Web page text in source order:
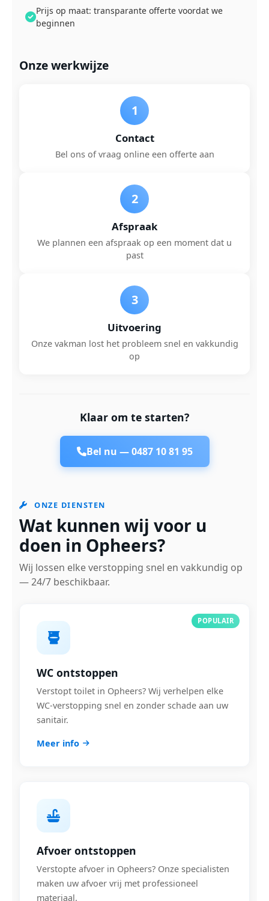
Prijs op maat: transparante offerte voordat we
beginnen
Onze werkwijze
1
Contact
Bel ons of vraag online een offerte aan
2
Afspraak
We plannen een afspraak op een moment dat u
past
3
Uitvoering
Onze vakman lost het probleem snel en vakkundig
op
Klaar om te starten?
Bel nu —0487 10 81 95
ONZE DIENSTEN
Wat kunnen wij voor u
doen in Opheers?
Wij lossen elke verstopping snel en vakkundig op
— 24/7 beschikbaar.
POPULAIR
WC ontstoppen
Verstopt toilet in Opheers? Wij verhelpen elke
WC-verstopping snel en zonder schade aan uw
sanitair.
Meer info
Afvoer ontstoppen
Verstopte afvoer in Opheers? Onze specialisten
maken uw afvoer vrij met professioneel
materiaal.